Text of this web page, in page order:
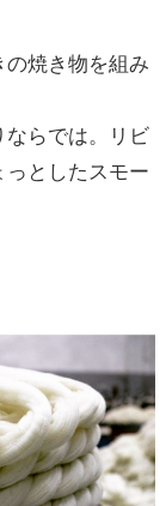
焼き物を組み
ならでは。リビ
っとしたスモー